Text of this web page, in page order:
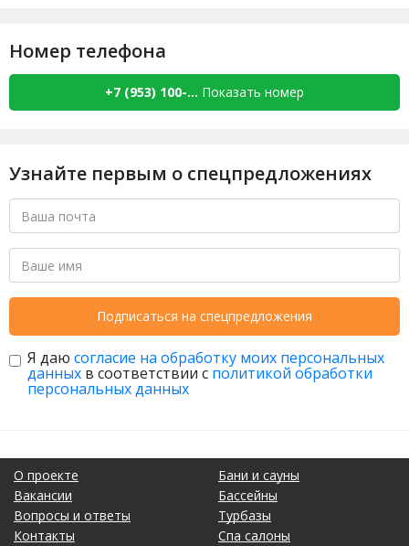
Номер телефона
+7 (953) 100-... Показать номер
Узнайте первым о спецпредложениях
Подписаться на спецпредложения
Я даю согласие на обработку моих персональных
данных в соответствии с политикой обработки
персональных данных
О проекте
Вакансии
Вопросы и ответы
Контакты
Бани и сауны
Бассейны
Турбазы
Спа салоны